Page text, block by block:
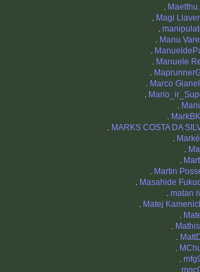
.
. Magi
.
. Manu
.
. Manuele
.
. Marco
.
.
.
. MARKS COSTA DA
.
.
.
. Martin
. Masahide
. matan
. Matej
.
.
.
.
.